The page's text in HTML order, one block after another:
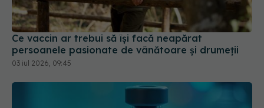
Ce vaccin ar trebui să își facă neapărat
persoanele pasionate de vânătoare și drumeții
03 iul 2026, 09:45